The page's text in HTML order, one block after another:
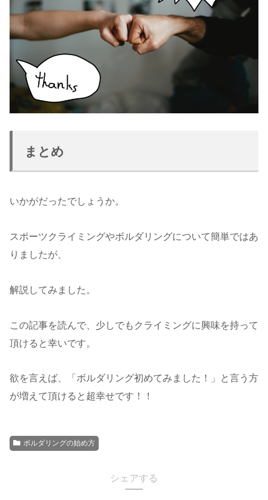
まとめ
いかがだったでしょうか。
スポーツクライミングやボルダリングについて簡単ではあ
りましたが、
解説してみました。
この記事を読んで、少しでもクライミングに興味を持って
頂けると幸いです。
欲を言えば、「ボルダリング初めてみました！」と言う方
が増えて頂けると超幸せです！！
ボルダリングの始め方
シェアする